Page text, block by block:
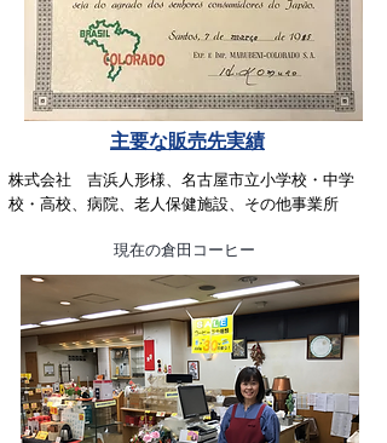
​主要な販売先実績
株式会社 吉浜人形様、名古屋市立小学校・中学
校・高校、病院、老人保健施設、その他事業所
現在の倉田コーヒー